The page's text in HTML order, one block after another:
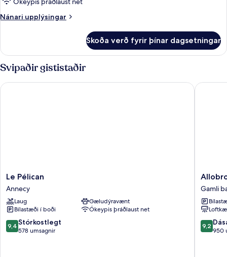
Nánari upplýsingar
Nánari
Skoða verð fyrir þínar dagsetningar
Svipaðir gististaðir
Le
Pélican
Annecy
Le Pélican
Annecy
Laug
Gæludýravænt
Bílastæði í boði
Ókeypis þráðlaust net
9.4
af
9,4 Stórkostlegt
578 umsagnir
Le Pélican
Park
Hotel
Gamli
bærinn
í
Annecy
Gamli
9.2
af
9,2
950